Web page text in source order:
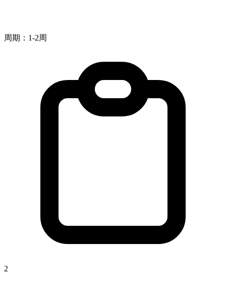
周期：1-2周
2